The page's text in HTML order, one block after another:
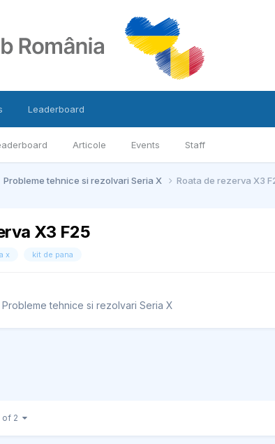
Articole Events Staff
Leaderboard
Probleme tehnice si rezolvari Seria X Roata de rezerva X3
X3 F25
x kit de pana
Probleme tehnice si rezolvari Seria X
of 2